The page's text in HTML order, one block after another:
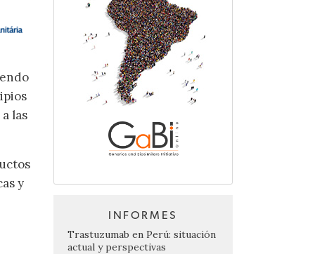
las
y
INFORMES
Trastuzumab en Perú: situación
actual y perspectivas